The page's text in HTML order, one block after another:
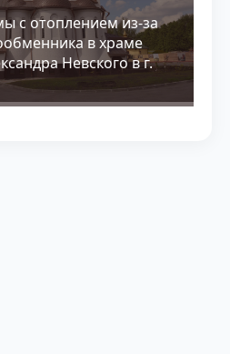
с отоплением из-за
в храме
Невского в г.